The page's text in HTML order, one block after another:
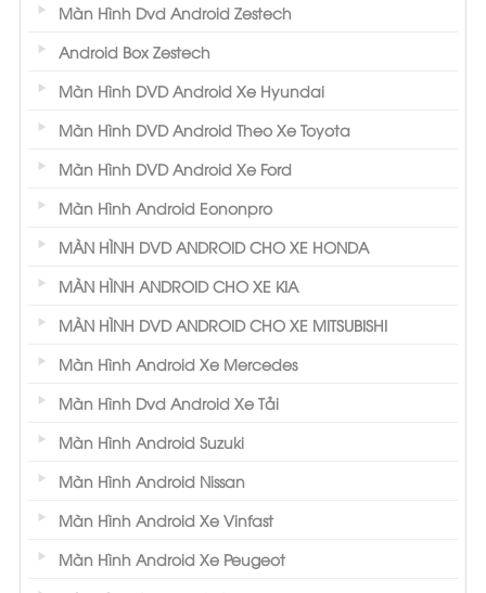
Màn Hình Dvd Android Zestech
Android Box Zestech
Màn Hình DVD Android Xe Hyundai
Màn Hình DVD Android Theo Xe Toyota
Màn Hình DVD Android Xe Ford
Màn Hình Android Eononpro
MÀN HÌNH DVD ANDROID CHO XE HONDA
MÀN HÌNH ANDROID CHO XE KIA
MÀN HÌNH DVD ANDROID CHO XE MITSUBISHI
Màn Hình Android Xe Mercedes
Màn Hình Dvd Android Xe Tải
Màn Hình Android Suzuki
Màn Hình Android Nissan
Màn Hình Android Xe Vinfast
Màn Hình Android Xe Peugeot